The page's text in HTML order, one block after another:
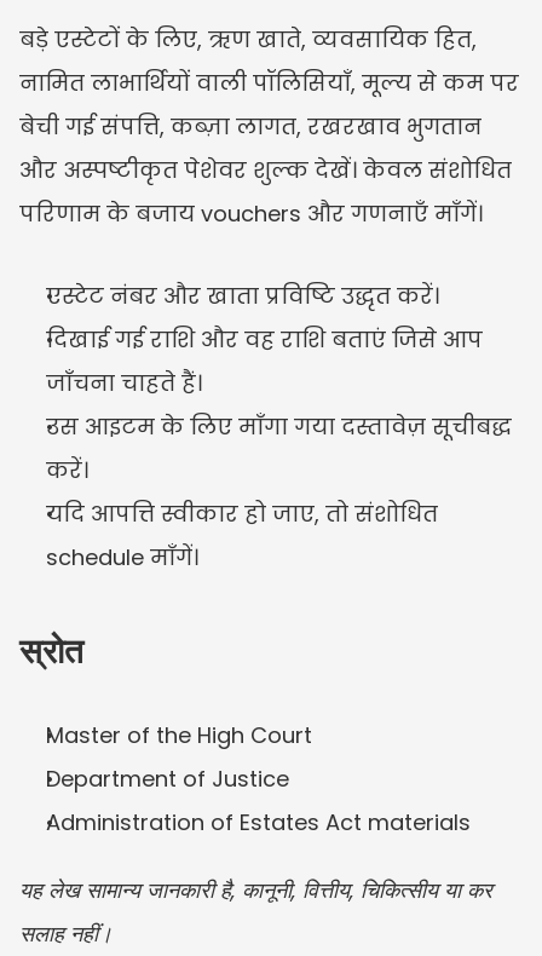
बड़े एस्टेटों के लिए, ऋण खाते, व्यवसायिक हित,
नामित लाभार्थियों वाली पॉलिसियाँ, मूल्य से कम पर
बेची गई संपत्ति, कब्ज़ा लागत, रखरखाव भुगतान
और अस्पष्टीकृत पेशेवर शुल्क देखें। केवल संशोधित
परिणाम के बजाय vouchers और गणनाएँ माँगें।
एस्टेट नंबर और खाता प्रविष्टि उद्धृत करें।
दिखाई गई राशि और वह राशि बताएं जिसे आप
जाँचना चाहते हैं।
उस आइटम के लिए माँगा गया दस्तावेज़ सूचीबद्ध
करें।
यदि आपत्ति स्वीकार हो जाए, तो संशोधित
schedule माँगें।
स्रोत
Master of the High Court
Department of Justice
Administration of Estates Act materials
यह लेख सामान्य जानकारी है, कानूनी, वित्तीय, चिकित्सीय या कर
सलाह नहीं।